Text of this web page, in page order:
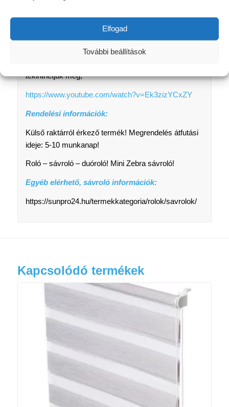
Elfogad
További beállítások
tekinthetjük meg,
https://www.youtube.com/watch?v=Ek3zizYCxZY
Rendelési információk:
Külső raktárról érkező termék! Megrendelés átfutási
ideje: 5-10 munkanap!
Roló – sávroló – duóroló! Mini Zebra sávroló!
Egyéb elérhető, sávroló információk:
https://sunpro24.hu/termekkategoria/rolok/savrolok/
Kapcsolódó termékek